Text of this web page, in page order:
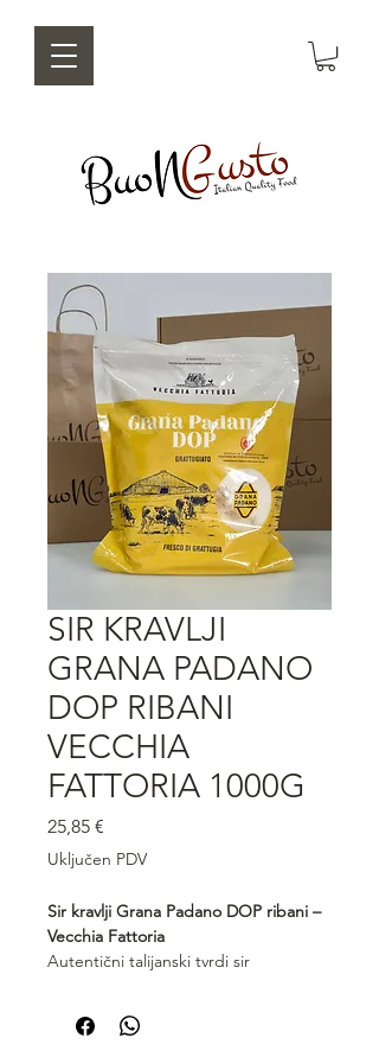
SIR KRAVLJI
GRANA PADANO
DOP RIBANI
VECCHIA
FATTORIA 1000G
25,85 €
Uključen PDV
Sir kravlji Grana Padano DOP ribani –
Vecchia Fattoria
Autentični talijanski tvrdi sir
trenutnu upotrebu. Grana Padano
Vecchia Fattoria donosi bogat, zreli